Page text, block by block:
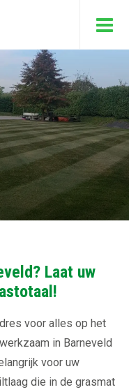
Laat uw
voor alles op het
in Barneveld
voor uw
die in de grasmat